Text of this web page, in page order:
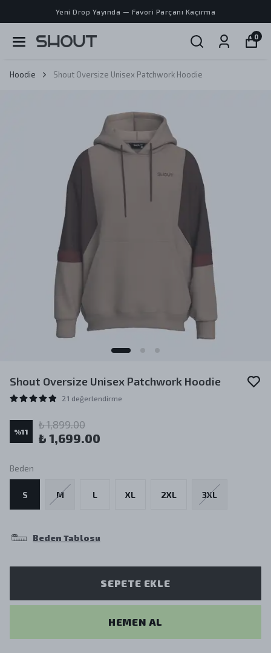
Yeni Drop Yayında — Favori Parçanı Kaçırma
0
Hoodie Shout Oversize Unisex Patchwork Hoodie
Shout Oversize Unisex Patchwork Hoodie
21 değerlendirme
%11
₺ 1,899.00
₺ 1,699.00
Beden
S M L XL 2XL 3XL
Beden Tablosu
SEPETE EKLE
HEMEN AL